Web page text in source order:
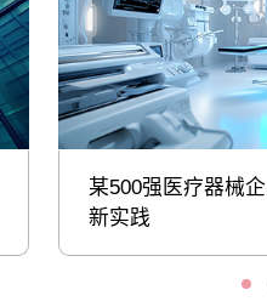
某500强医疗器械
新实践